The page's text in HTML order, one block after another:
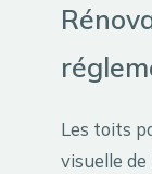
Les toits
visuelle de